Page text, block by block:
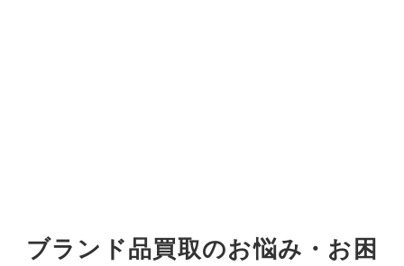
ブランド品買取のお悩み・お困